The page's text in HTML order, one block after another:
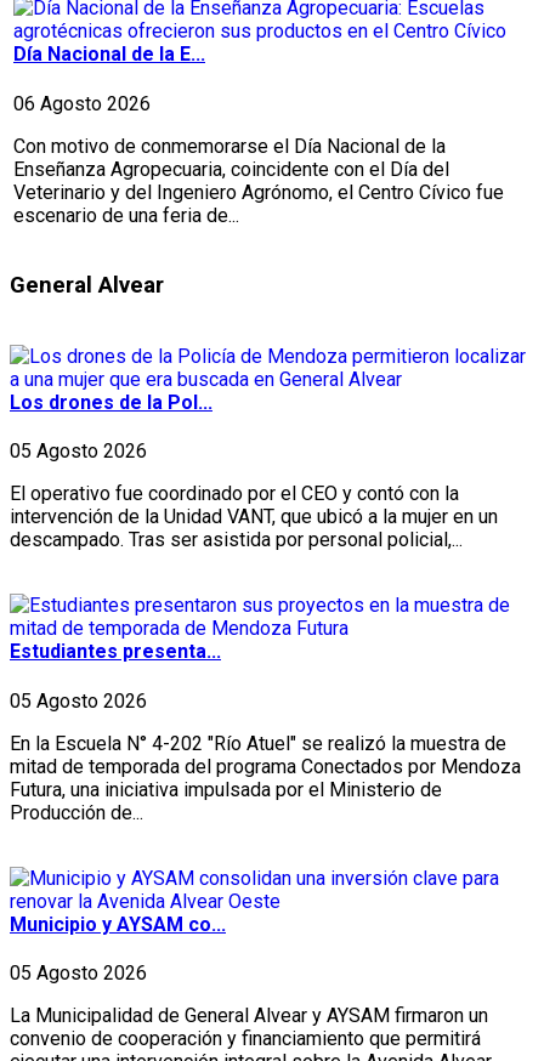
Día Nacional de la E...
06 Agosto 2026
Con motivo de conmemorarse el Día Nacional de la
Enseñanza Agropecuaria, coincidente con el Día del
Veterinario y del Ingeniero Agrónomo, el Centro Cívico fue
escenario de una feria de...
General Alvear
Los drones de la Pol...
05 Agosto 2026
El operativo fue coordinado por el CEO y contó con la
intervención de la Unidad VANT, que ubicó a la mujer en un
descampado. Tras ser asistida por personal policial,...
Estudiantes presenta...
05 Agosto 2026
En la Escuela N° 4-202 "Río Atuel" se realizó la muestra de
mitad de temporada del programa Conectados por Mendoza
Futura, una iniciativa impulsada por el Ministerio de
Producción de...
Municipio y AYSAM co...
05 Agosto 2026
La Municipalidad de General Alvear y AYSAM firmaron un
convenio de cooperación y financiamiento que permitirá